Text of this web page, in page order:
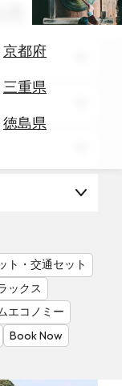
京都府
三重県
徳島県
ト・交通セット
ックス
エコノミー
Book Now